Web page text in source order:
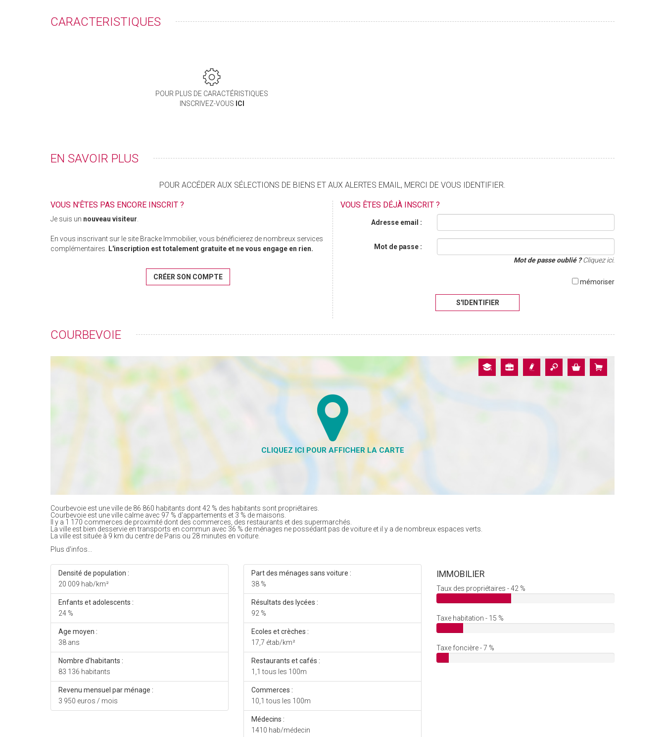
CARACTERISTIQUES
POUR PLUS DE CARACTÉRISTIQUES
INSCRIVEZ-VOUS ICI
EN SAVOIR PLUS
POUR ACCÉDER AUX SÉLECTIONS DE BIENS ET AUX ALERTES EMAIL, MERCI DE VOUS IDENTIFIER.
VOUS N'ÊTES PAS ENCORE INSCRIT ?
Je suis un nouveau visiteur.
En vous inscrivant sur le site Bracke Immobilier, vous bénéficierez de nombreux services
complémentaires. L'inscription est totalement gratuite et ne vous engage en rien.
CRÉER SON COMPTE
VOUS ÊTES DÉJÀ INSCRIT ?
Adresse email :
Mot de passe :
Mot de passe oublié ?Cliquez ici.
mémoriser
S'IDENTIFIER
COURBEVOIE
Courbevoie est une ville de 86 860 habitants dont 42 % des habitants sont propriétaires.
Courbevoie est une ville calme avec 97 % d'appartements et 3 % de maisons.
Il y a 1 170 commerces de proximité dont des commerces, des restaurants et des supermarchés.
La ville est bien desservie en transports en commun avec 36 % de ménages ne possédant pas de voiture et il y a de nombreux espaces verts.
La ville est située à 9 km du centre de Paris ou 28 minutes en voiture.
Plus d'infos...
Densité de population :
20 009 hab/km²
Enfants et adolescents :
24 %
Age moyen :
38 ans
Nombre d'habitants :
83 136 habitants
Revenu mensuel par ménage :
3 950 euros / mois
Part des ménages sans voiture :
38 %
Résultats des lycées :
92 %
Ecoles et crèches :
17,7 étab/km²
Restaurants et cafés :
1,1 tous les 100m
Commerces :
10,1 tous les 100m
Médecins :
1410 hab/médecin
IMMOBILIER
Taux des propriétaires - 42 %
Taxe habitation - 15 %
Taxe foncière - 7 %